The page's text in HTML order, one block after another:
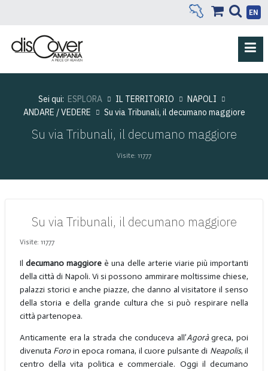
EN
Sei qui: ESPLORA IL TERRITORIO
NAPOLI
ANDARE / VEDERE
Su via Tribunali, il decumano maggiore
Su via Tribunali, il decumano maggiore
Visite: 11777
Su via Tribunali, il decumano maggiore
Visite: 11777
Ildecumano maggiore è una delle arterie viarie più importanti
della città di Napoli. Vi si possono ammirare moltissime chiese,
palazzi storici e anche piazze, che danno al visitatore il senso
della storia e della grande cultura che si può respirare nella
città partenopea.
Anticamente era la strada che conduceva all’Agoràgreca, poi
divenuta Foroin epoca romana, il cuore pulsante di Neapolis, il
centro della vita politica e commerciale. Oggi il decumano